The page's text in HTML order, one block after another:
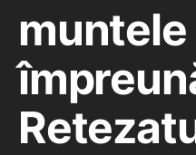
muntele